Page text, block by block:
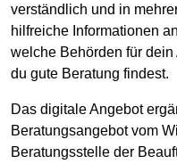
verständlich und in
hilfreiche Informationen
welche Behörden für
du gute Beratung findest.
Das digitale Angebot
Beratungsangebot vom
Beratungsstelle der